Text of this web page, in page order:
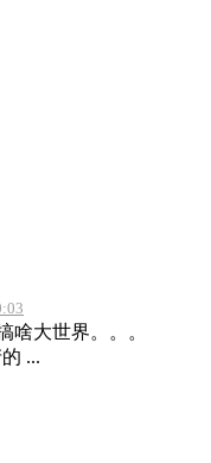
啥大世界。。。
...